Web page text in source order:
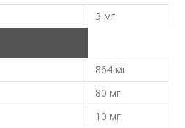
3 мг
864 мг
80 мг
10 мг